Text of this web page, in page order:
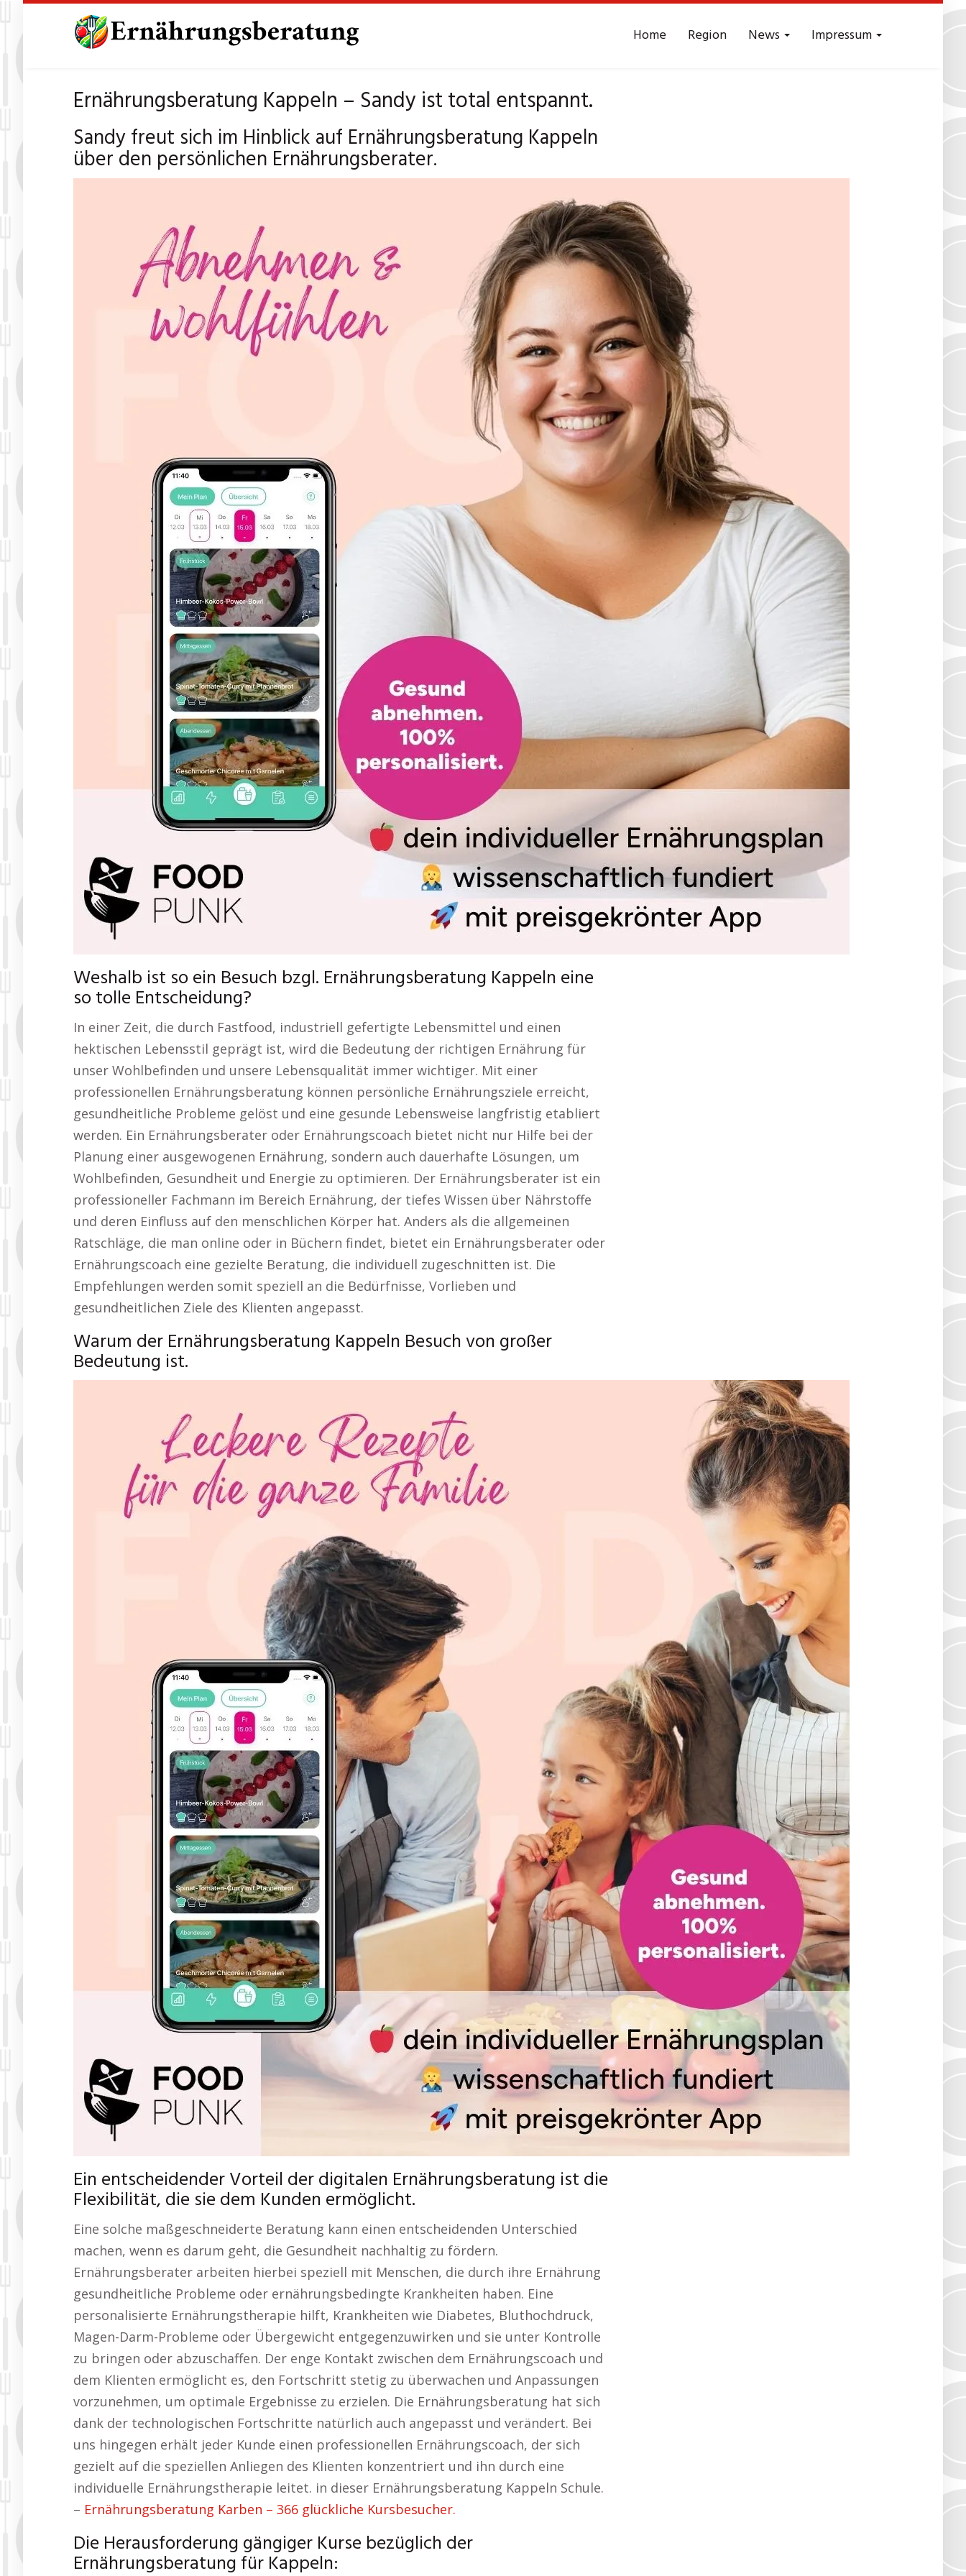
Home Region News Impressum
Ernährungsberatung Kappeln – Sandy ist total entspannt.
Sandy freut sich im Hinblick auf Ernährungsberatung Kappeln
über den persönlichen Ernährungsberater.
Weshalb ist so ein Besuch bzgl. Ernährungsberatung Kappeln eine
so tolle Entscheidung?
In einer Zeit, die durch Fastfood, industriell gefertigte Lebensmittel und einen
hektischen Lebensstil geprägt ist, wird die Bedeutung der richtigen Ernährung für
unser Wohlbefinden und unsere Lebensqualität immer wichtiger. Mit einer
professionellen Ernährungsberatung können persönliche Ernährungsziele erreicht,
gesundheitliche Probleme gelöst und eine gesunde Lebensweise langfristig etabliert
werden. Ein Ernährungsberater oder Ernährungscoach bietet nicht nur Hilfe bei der
Planung einer ausgewogenen Ernährung, sondern auch dauerhafte Lösungen, um
Wohlbefinden, Gesundheit und Energie zu optimieren. Der Ernährungsberater ist ein
professioneller Fachmann im Bereich Ernährung, der tiefes Wissen über Nährstoffe
und deren Einfluss auf den menschlichen Körper hat. Anders als die allgemeinen
Ratschläge, die man online oder in Büchern findet, bietet ein Ernährungsberater oder
Ernährungscoach eine gezielte Beratung, die individuell zugeschnitten ist. Die
Empfehlungen werden somit speziell an die Bedürfnisse, Vorlieben und
gesundheitlichen Ziele des Klienten angepasst.
Warum der Ernährungsberatung Kappeln Besuch von großer
Bedeutung ist.
Ein entscheidender Vorteil der digitalen Ernährungsberatung ist die
Flexibilität, die sie dem Kunden ermöglicht.
Eine solche maßgeschneiderte Beratung kann einen entscheidenden Unterschied
machen, wenn es darum geht, die Gesundheit nachhaltig zu fördern.
Ernährungsberater arbeiten hierbei speziell mit Menschen, die durch ihre Ernährung
gesundheitliche Probleme oder ernährungsbedingte Krankheiten haben. Eine
personalisierte Ernährungstherapie hilft, Krankheiten wie Diabetes, Bluthochdruck,
Magen-Darm-Probleme oder Übergewicht entgegenzuwirken und sie unter Kontrolle
zu bringen oder abzuschaffen. Der enge Kontakt zwischen dem Ernährungscoach und
dem Klienten ermöglicht es, den Fortschritt stetig zu überwachen und Anpassungen
vorzunehmen, um optimale Ergebnisse zu erzielen. Die Ernährungsberatung hat sich
dank der technologischen Fortschritte natürlich auch angepasst und verändert. Bei
uns hingegen erhält jeder Kunde einen professionellen Ernährungscoach, der sich
gezielt auf die speziellen Anliegen des Klienten konzentriert und ihn durch eine
individuelle Ernährungstherapie leitet. in dieser Ernährungsberatung Kappeln Schule.
– Ernährungsberatung Karben – 366 glückliche Kursbesucher.
Die Herausforderung gängiger Kurse bezüglich der
Ernährungsberatung für Kappeln: